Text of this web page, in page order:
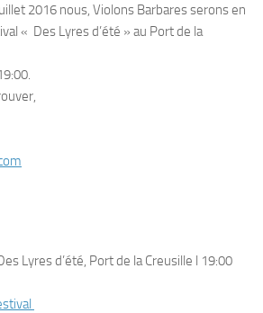
2016 nous, Violons Barbares serons en
« Des Lyres d’été » au Port de la
Lyres d’été, Port de la Creusille l 19:00